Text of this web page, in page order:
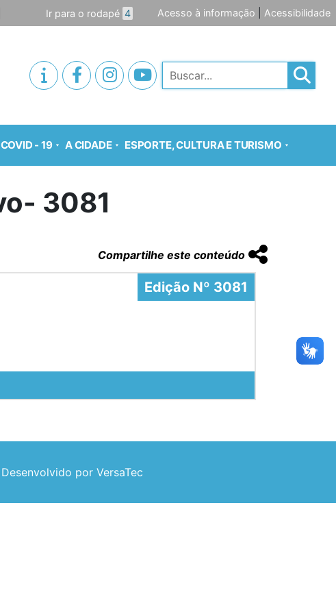
Ir para o rodapé 4 Acesso à informação Acessibilidade
Pesquisar
COVID - 19 A CIDADE ESPORTE, CULTURA E TURISMO
3081
Compartilhe este conteúdo
Edição Nº 3081
Desenvolvido por VersaTec